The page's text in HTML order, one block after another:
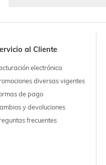
al Cliente
electrónica
diversas vigentes
de pago
y devoluciones
frecuentes